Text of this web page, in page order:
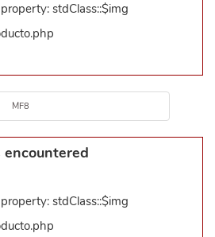
stdClass::$img
MF8
stdClass::$img